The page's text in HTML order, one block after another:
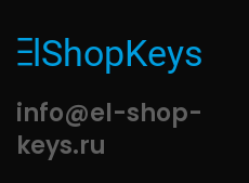
info@el-shop-
keys.ru